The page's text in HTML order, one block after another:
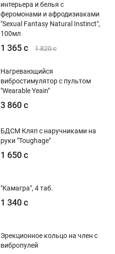
интерьера и белья с
феромонами и афродизиаками
"Sexual Fantasy Natural Instinct",
100мл
1 365 с 1 820 с
Нагревающийся
вибростимулятор с пультом
"Wearable Yeain"
3 860 с
БДСМ Кляп с наручниками на
руки "Toughage"
1 650 с
"Камагра", 4 таб.
1 340 с
Эрекционное кольцо на член с
вибропулей